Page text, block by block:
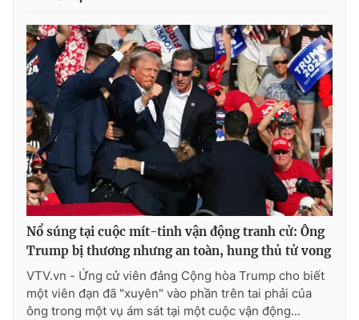
Nổ súng tại cuộc mít-tinh vận động tranh cử: Ông
Trump bị thương nhưng an toàn, hung thủ tử vong
VTV.vn - Ứng cử viên đảng Cộng hòa Trump cho biết
một viên đạn đã "xuyên" vào phần trên tai phải của
ông trong một vụ ám sát tại một cuộc vận động...